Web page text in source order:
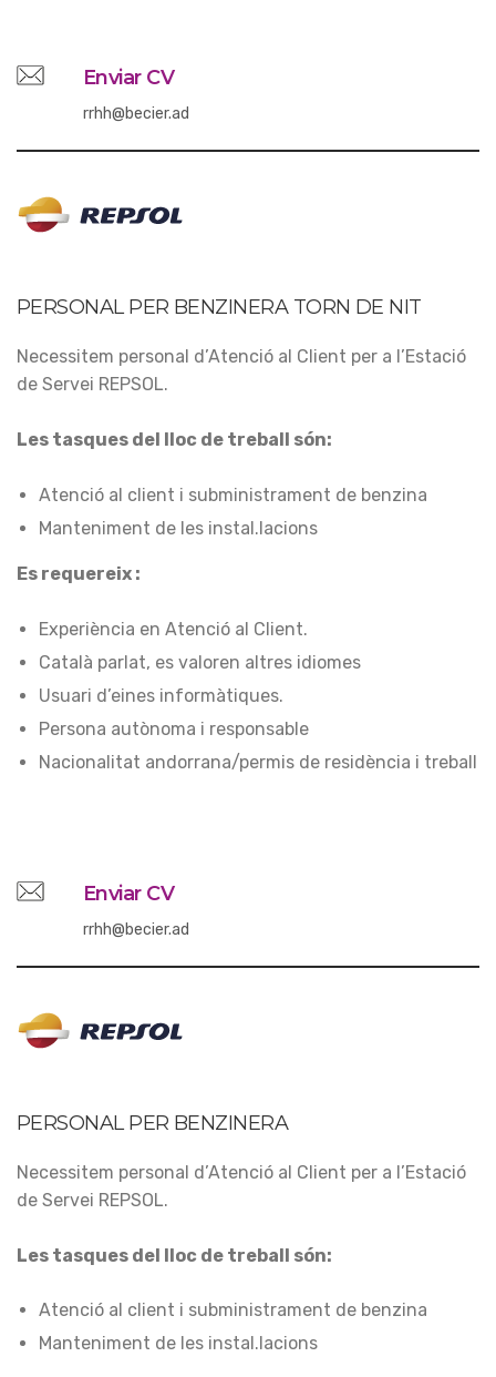
Enviar CV
rrhh@becier.ad
PERSONAL PER BENZINERA TORN DE NIT
Necessitem personal d’Atenció al Client per a l’Estació
de Servei REPSOL.
Les tasques del lloc de treball són:
Atenció al client i subministrament de benzina
Manteniment de les instal.lacions
Es requereix :
Experiència en Atenció al Client.
Català parlat, es valoren altres idiomes
Usuari d’eines informàtiques.
Persona autònoma i responsable
Nacionalitat andorrana/permis de residència i treball
Enviar CV
rrhh@becier.ad
PERSONAL PER BENZINERA
Necessitem personal d’Atenció al Client per a l’Estació
de Servei REPSOL.
Les tasques del lloc de treball són:
Atenció al client i subministrament de benzina
Manteniment de les instal.lacions